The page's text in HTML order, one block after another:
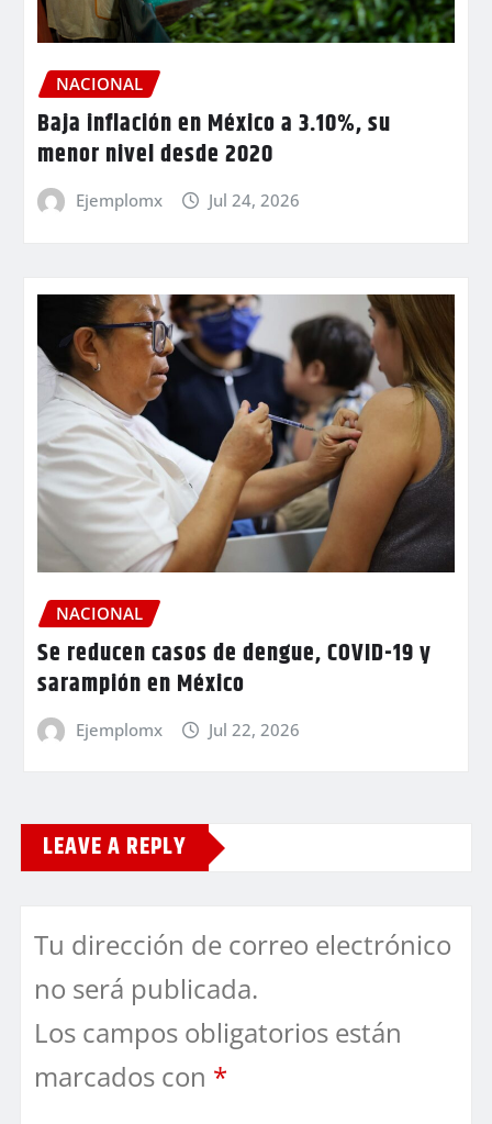
NACIONAL
Baja inflación en México a 3.10%, su
menor nivel desde 2020
Ejemplomx Jul 24, 2026
NACIONAL
Se reducen casos de dengue, COVID-19 y
sarampión en México
Ejemplomx Jul 22, 2026
LEAVE A REPLY
Tu dirección de correo electrónico
no será publicada.
Los campos obligatorios están
marcados con *